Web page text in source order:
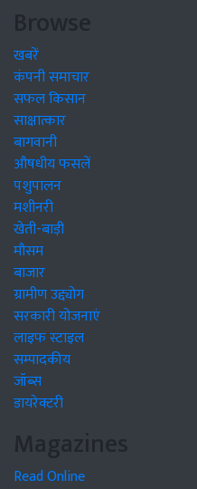
Browse
खबरें
कंपनी समाचार
सफल किसान
साक्षात्कार
बागवानी
औषधीय फसलें
पशुपालन
मशीनरी
खेती-बाड़ी
मौसम
बाजार
ग्रामीण उद्द्योग
सरकारी योजनाएं
लाइफ स्टाइल
सम्पादकीय
जॉब्स
डायरेक्टरी
Magazines
Read Online